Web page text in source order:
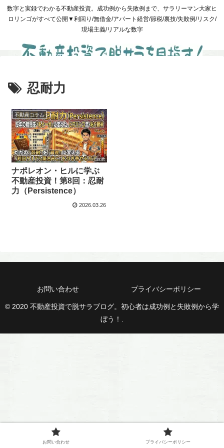
数字と実録でわかる不動産投資。成功例から失敗例まで、サラリーマン大家ヒ
ロリンゴがすべて公開▼利回り/無借金/アパート経営/節税/裏技/失敗例/リスク/
現場主義/リアルな数字
忍耐力
不動産コラム
ナポレオン・ヒルに学ぶ
不動産投資！第8回：忍耐
力（Persistence）
2026.03.26
お問い合わせ プライバシーポリシー
© 2020 不動産投資で脱サラブログ。初心者は成功例と失敗例から学
ぼう！.
お問い合わせ プライバシーポリシー